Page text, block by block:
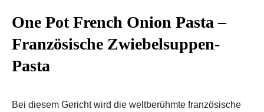
One Pot French Onion Pasta –
Französische Zwiebelsuppen-
Pasta
Bei diesem Gericht wird die weltberühmte französische